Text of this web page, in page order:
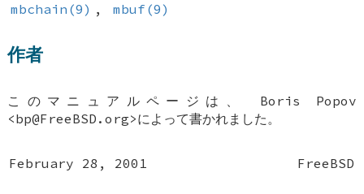
mbchain(9) , mbuf(9)
作者
このマニュアルページは、 Boris Popov
<bp@FreeBSD.org>によって書かれました。
February 28, 2001 FreeBSD